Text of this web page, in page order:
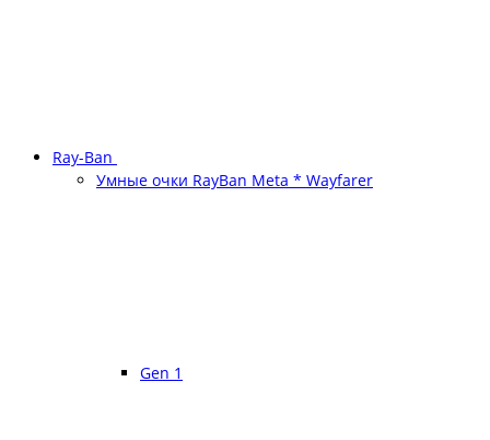
Ray-Ban
Умные очки RayBan Meta * Wayfarer
Gen 1